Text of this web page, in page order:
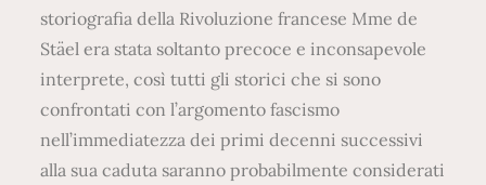
storiografia della Rivoluzione francese Mme de
Stäel era stata soltanto precoce e inconsapevole
interprete, così tutti gli storici che si sono
confrontati con l’argomento fascismo
nell’immediatezza dei primi decenni successivi
alla sua caduta saranno probabilmente considerati